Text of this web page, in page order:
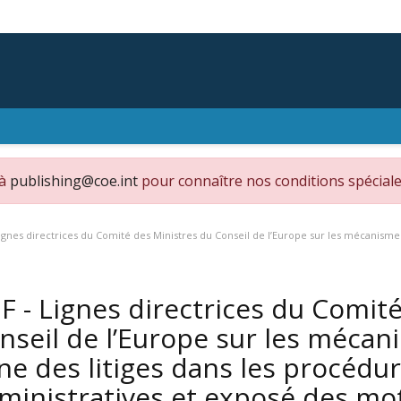
publishing@coe.int pour connaître nos conditions
directrices du Comité des Ministres du Conseil de l’Europe sur les
- Lignes directrices du
de l’Europe sur les
des litiges dans les